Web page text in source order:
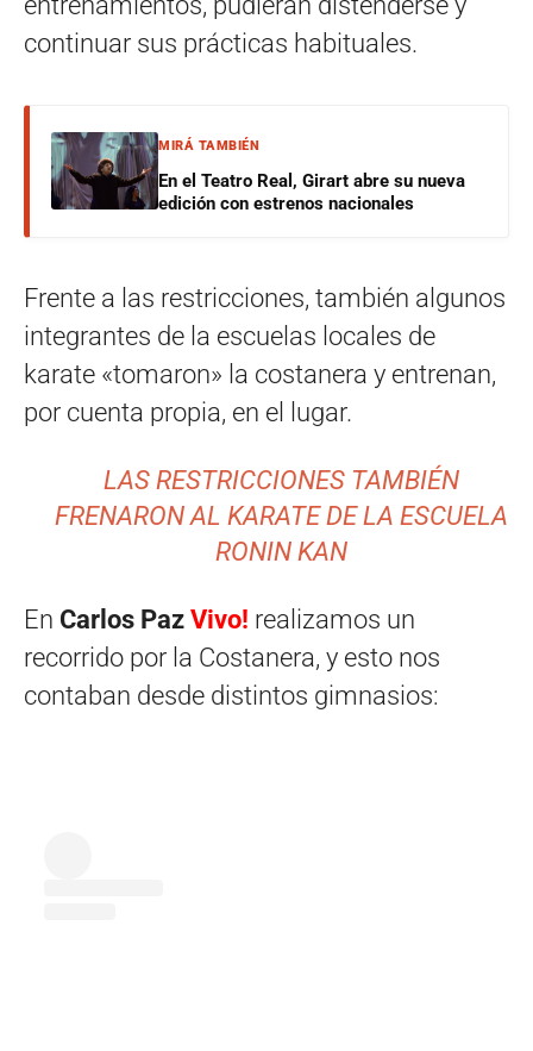
continuar sus prácticas habituales.
MIRÁ TAMBIÉN
En el Teatro Real, Girart abre su nueva
edición con estrenos nacionales
Frente a las restricciones, también algunos
integrantes de la escuelas locales de
karate «tomaron» la costanera y entrenan,
por cuenta propia, en el lugar.
LAS RESTRICCIONES TAMBIÉN
FRENARON AL KARATE DE LA ESCUELA
RONIN KAN
En Carlos Paz Vivo! realizamos un
recorrido por la Costanera, y esto nos
contaban desde distintos gimnasios: